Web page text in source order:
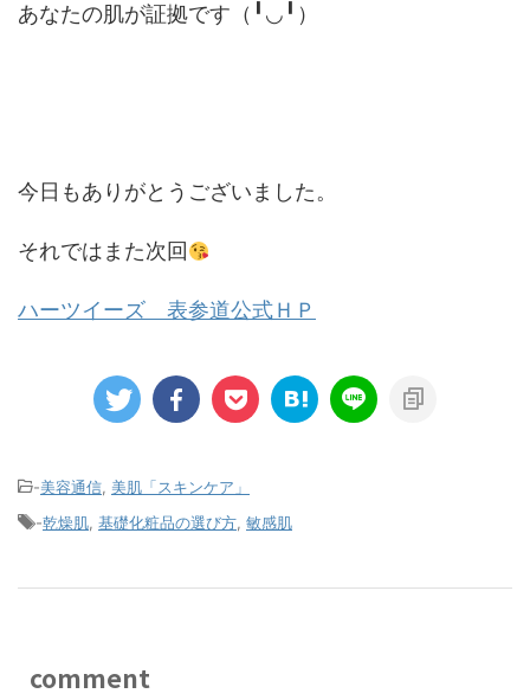
あなたの肌が証拠です（╹◡╹）
今日もありがとうございました。
それではまた次回
ハーツイーズ 表参道公式ＨＰ
-美容通信 美肌「スキンケア」
-乾燥肌 基礎化粧品の選び方 敏感肌
comment